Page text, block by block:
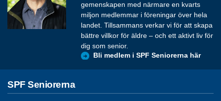
gemenskapen med närmare en kvarts
miljon medlemmar i föreningar över hela
landet. Tillsammans verkar vi för att skapa
bättre villkor för äldre – och ett aktivt liv för
dig som senior.
Bli medlem i SPF Seniorerna här
SPF Seniorerna